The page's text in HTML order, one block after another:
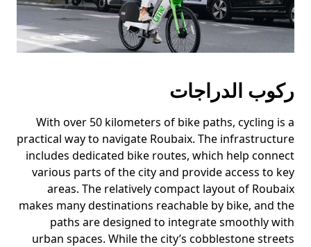
ركوب الدراجات
With over 50 kilometers of bike paths, cycling is a
practical way to navigate Roubaix. The infrastructure
includes dedicated bike routes, which help connect
various parts of the city and provide access to key
areas. The relatively compact layout of Roubaix
makes many destinations reachable by bike, and the
paths are designed to integrate smoothly with
urban spaces. While the city’s cobblestone streets